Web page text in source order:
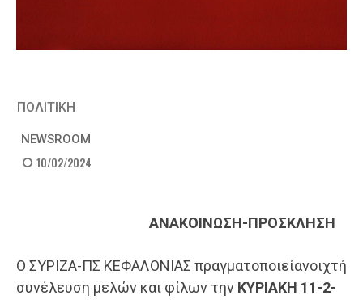
ΠΟΛΙΤΙΚΗ
NEWSROOM
10/02/2024
ΑΝΑΚΟΙΝΩΣΗ-ΠΡΟΣΚΛΗΣΗ
Ο ΣΥΡΙΖΑ-ΠΣ ΚΕΦΑΛΟΝΙΑΣ πραγματοποιείανοιχτή
συνέλευση μελών και φίλων την ΚΥΡΙΑΚΗ 11-2-